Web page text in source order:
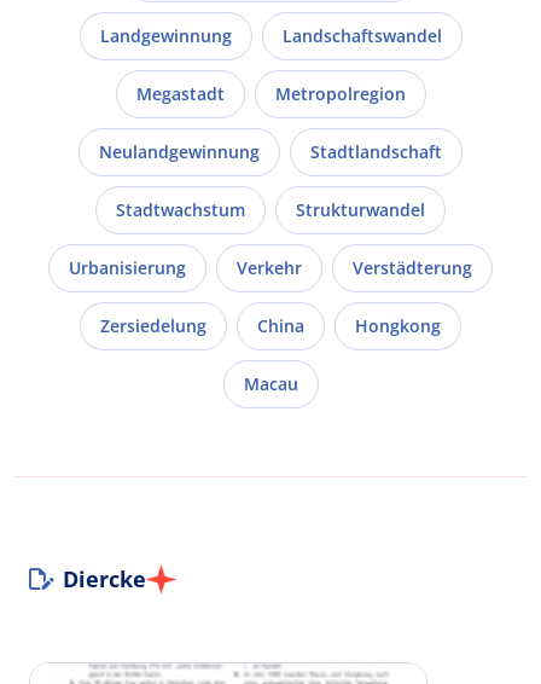
Landgewinnung Landschaftswandel
Megastadt Metropolregion
Neulandgewinnung Stadtlandschaft
Stadtwachstum Strukturwandel
Urbanisierung Verkehr Verstädterung
Zersiedelung China Hongkong
Macau
Diercke